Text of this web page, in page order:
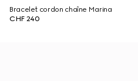
Bracelet cordon chaîne Marina
CHF 240